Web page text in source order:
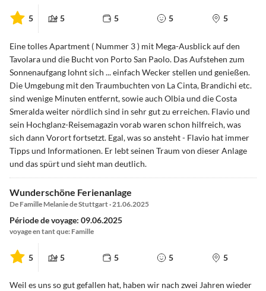
5 5 5 5 5
Eine tolles Apartment ( Nummer 3 ) mit Mega-Ausblick auf den
Tavolara und die Bucht von Porto San Paolo. Das Aufstehen zum
Sonnenaufgang lohnt sich ... einfach Wecker stellen und genießen.
Die Umgebung mit den Traumbuchten von La Cinta, Brandichi etc.
sind wenige Minuten entfernt, sowie auch Olbia und die Costa
Smeralda weiter nördlich sind in sehr gut zu erreichen. Flavio und
sein Hochglanz-Reisemagazin vorab waren schon hilfreich, was
sich dann Vorort fortsetzt. Egal, was so ansteht - Flavio hat immer
Tipps und Informationen. Er lebt seinen Traum von dieser Anlage
und das spürt und sieht man deutlich.
Wunderschöne Ferienanlage
De Famille Melanie de Stuttgart · 21.06.2025
Période de voyage: 09.06.2025
voyage en tant que: Famille
5 5 5 5 5
Weil es uns so gut gefallen hat, haben wir nach zwei Jahren wieder